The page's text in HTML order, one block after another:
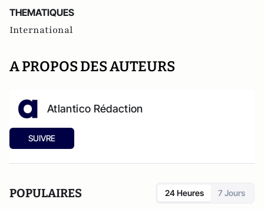
THEMATIQUES
International
A PROPOS DES AUTEURS
Atlantico Rédaction
SUIVRE
POPULAIRES 24 Heures 7 Jours